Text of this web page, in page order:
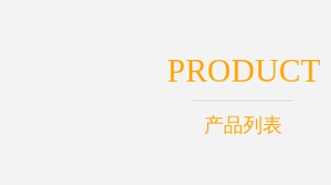
PRODUCT
产品列表